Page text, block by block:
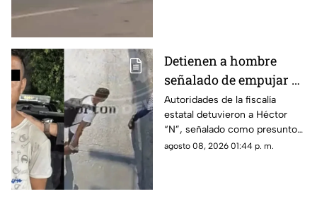
Detienen a hombre
señalado de empujar a
adulto mayor que
murió arrollado por
tráiler
Autoridades de la fiscalía
estatal detuvieron a Héctor
“N”, señalado como presunto
responsable de empujar a un
agosto 08, 2026 01:44 p. m.